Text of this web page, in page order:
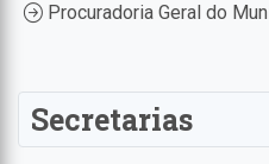
Procuradoria Geral do
Secretarias